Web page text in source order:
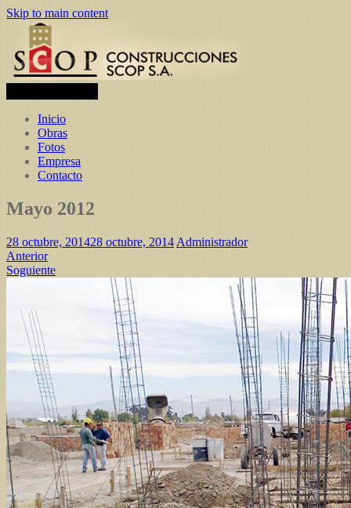
Skip to main content
Inicio
Obras
Fotos
Empresa
Contacto
Mayo 2012
28 octubre, 201428 octubre, 2014 Administrador
Anterior
Soguiente